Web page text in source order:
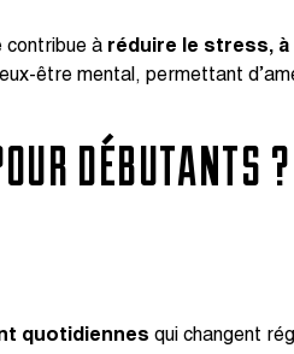
contribue à réduire le stress,
être mental, permettant
DÉBUTANTS ?
quotidiennes qui changent